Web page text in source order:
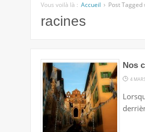
Vous voilà là : Accueil Post
racines
Nos
4